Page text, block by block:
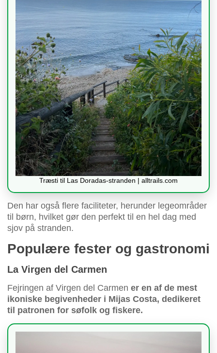
Træsti til Las Doradas-stranden | alltrails.com
Den har også flere faciliteter, herunder legeområder
til børn, hvilket gør den perfekt til en hel dag med
sjov på stranden.
Populære fester og gastronomi
La Virgen del Carmen
Fejringen af Virgen del Carmen er en af de mest
ikoniske begivenheder i Mijas Costa, dedikeret
til patronen for søfolk og fiskere.